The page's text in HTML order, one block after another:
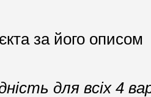
за його описом
для всіх 4